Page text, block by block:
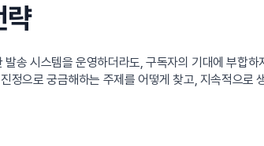
략
송 시스템을 운영하더라도, 구독자의 기대에 부합
정으로 궁금해하는 주제를 어떻게 찾고, 지속적으로